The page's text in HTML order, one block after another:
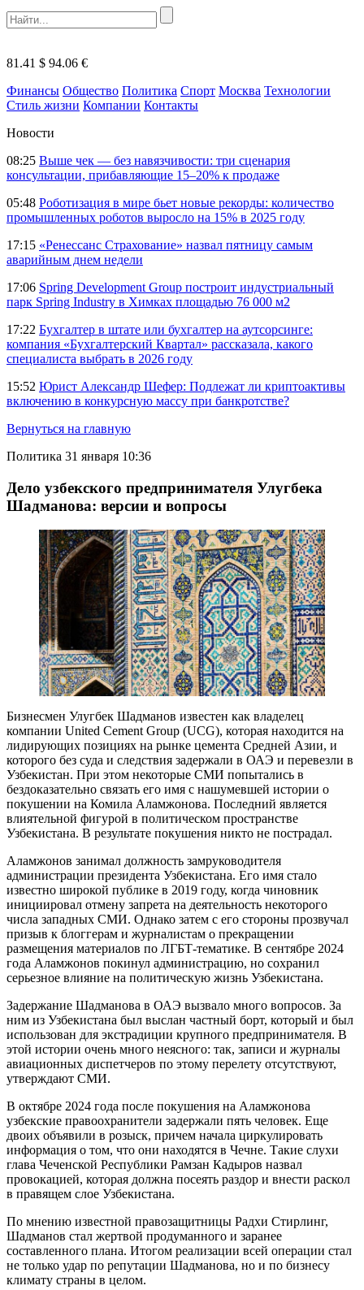
81.41 $ 94.06 €
Финансы Общество Политика Спорт Москва Технологии
Стиль жизни Компании Контакты
Новости
08:25 Выше чек — без навязчивости: три сценария
консультации, прибавляющие 15–20% к продаже
05:48 Роботизация в мире бьет новые рекорды: количество
промышленных роботов выросло на 15% в 2025 году
17:15 «Ренессанс Страхование» назвал пятницу самым
аварийным днем недели
17:06 Spring Development Group построит индустриальный
парк Spring Industry в Химках площадью 76 000 м2
17:22 Бухгалтер в штате или бухгалтер на аутсорсинге:
компания «Бухгалтерский Квартал» рассказала, какого
специалиста выбрать в 2026 году
15:52 Юрист Александр Шефер: Подлежат ли криптоактивы
включению в конкурсную массу при банкротстве?
Вернуться на главную
Политика 31 января 10:36
Дело узбекского предпринимателя Улугбека
Шадманова: версии и вопросы
Бизнесмен Улугбек Шадманов известен как владелец
компании United Cement Group (UCG), которая находится на
лидирующих позициях на рынке цемента Средней Азии, и
которого без суда и следствия задержали в ОАЭ и перевезли в
Узбекистан. При этом некоторые СМИ попытались в
бездоказательно связать его имя с нашумевшей истории о
покушении на Комила Аламжонова. Последний является
влиятельной фигурой в политическом пространстве
Узбекистана. В результате покушения никто не пострадал.
Аламжонов занимал должность замруководителя
администрации президента Узбекистана. Его имя стало
известно широкой публике в 2019 году, когда чиновник
инициировал отмену запрета на деятельность некоторого
числа западных СМИ. Однако затем с его стороны прозвучал
призыв к блоггерам и журналистам о прекращении
размещения материалов по ЛГБТ-тематике. В сентябре 2024
года Аламжонов покинул администрацию, но сохранил
серьезное влияние на политическую жизнь Узбекистана.
Задержание Шадманова в ОАЭ вызвало много вопросов. За
ним из Узбекистана был выслан частный борт, который и был
использован для экстрадиции крупного предпринимателя. В
этой истории очень много неясного: так, записи и журналы
авиационных диспетчеров по этому перелету отсутствуют,
утверждают СМИ.
В октябре 2024 года после покушения на Аламжонова
узбекские правоохранители задержали пять человек. Еще
двоих объявили в розыск, причем начала циркулировать
информация о том, что они находятся в Чечне. Такие слухи
глава Чеченской Республики Рамзан Кадыров назвал
провокацией, которая должна посеять раздор и внести раскол
в правящем слое Узбекистана.
По мнению известной правозащитницы Радхи Стирлинг,
Шадманов стал жертвой продуманного и заранее
составленного плана. Итогом реализации всей операции стал
не только удар по репутации Шадманова, но и по бизнесу
климату страны в целом.